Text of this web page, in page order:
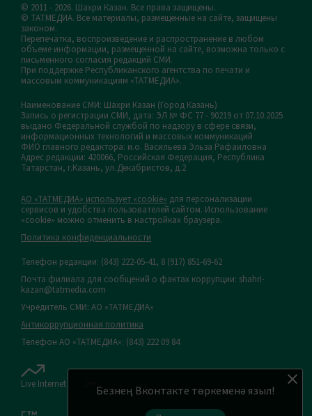
Безнең Вконтакте төркеменә языл!
© 2011 - 2026. Шахри Казан. Все права защищены.
© ТАТМЕДИА. Все материалы, размещенные на сайте, защищены
законом.
Перепечатка, воспроизведение и распространение в любом
объеме информации, размещенной на сайте, возможна только с
письменного согласия редакций СМИ.
При поддержке Республиканского агентства по печати и
массовым коммуникациям «ТАТМЕДИА».
Наименование СМИ: Шахри Казан (Город Казань)
Запись о регистрации СМИ, дата: ЭЛ № ФС 77 - 90219 от 07.10.2025
выдано Федеральной службой по надзору в сфере связи,
информационных технологий и массовых коммуникаций
ФИО главного редактора: и.о. Васильева Эльза Рафаиловна
Адрес редакции: 420066, Российская Федерация, Республика
Татарстан, г.Казань, ул.Декабристов, д.2
АО «ТАТМЕДИА» использует «cookie» для персонализации
сервисов и удобства пользователей сайтом. Использование
«cookie» можно отменить в настройках браузера.
Политика конфиденциальности
Телефон редакции: (843) 222-05-41, 8 (917) 851-69-62
Почта филиала для сообщений о фактах коррупции: shahri-
kazan@tatmedia.com
Учредитель СМИ: АО «ТАТМЕДИА»
Антикоррупционная политика
Телефон АО «ТАТМЕДИА»: (843) 222 09 84
Live Internet